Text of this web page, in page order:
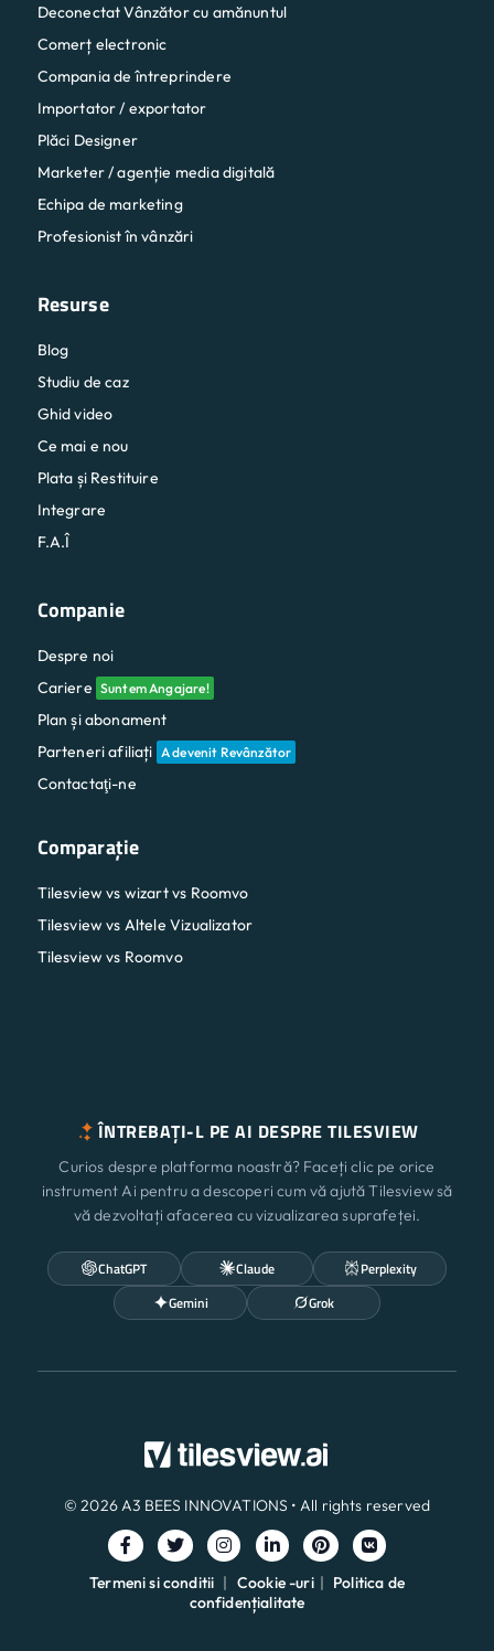
Deconectat Vânzător cu amănuntul
Comerț electronic
Compania de întreprindere
Importator / exportator
Plăci Designer
Marketer / agenție media digitală
Echipa de marketing
Profesionist în vânzări
Resurse
Blog
Studiu de caz
Ghid video
Ce mai e nou
Plata și Restituire
Integrare
F.A.Î
Companie
Despre noi
Cariere Suntem Angajare!
Plan și abonament
Parteneri afiliați A devenit Revânzător
Contactaţi-ne
Comparaţie
Tilesview vs wizart vs Roomvo
Tilesview vs Altele Vizualizator
Tilesview vs Roomvo
ÎNTREBAȚI-L PE AI DESPRE TILESVIEW
Curios despre platforma noastră? Faceți clic pe orice
instrument Ai pentru a descoperi cum vă ajută Tilesview să
vă dezvoltați afacerea cu vizualizarea suprafeței.
ChatGPT Claude
Perplexity
Gemini
Grok
© 2026 A3 BEES INNOVATIONS • All rights reserved
Termeni si conditii | Cookie -uri | Politica de
confidențialitate